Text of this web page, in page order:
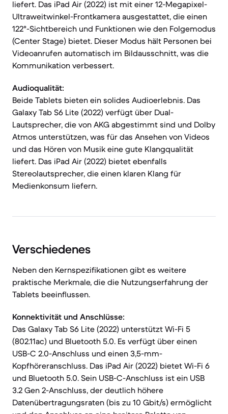
liefert. Das iPad Air (2022) ist mit einer 12-Megapixel-
Ultraweitwinkel-Frontkamera ausgestattet, die einen
122°-Sichtbereich und Funktionen wie den Folgemodus
(Center Stage) bietet. Dieser Modus hält Personen bei
Videoanrufen automatisch im Bildausschnitt, was die
Kommunikation verbessert.
Audioqualität:
Beide Tablets bieten ein solides Audioerlebnis. Das
Galaxy Tab S6 Lite (2022) verfügt über Dual-
Lautsprecher, die von AKG abgestimmt sind und Dolby
Atmos unterstützen, was für das Ansehen von Videos
und das Hören von Musik eine gute Klangqualität
liefert. Das iPad Air (2022) bietet ebenfalls
Stereolautsprecher, die einen klaren Klang für
Medienkonsum liefern.
Verschiedenes
Neben den Kernspezifikationen gibt es weitere
praktische Merkmale, die die Nutzungserfahrung der
Tablets beeinflussen.
Konnektivität und Anschlüsse:
Das Galaxy Tab S6 Lite (2022) unterstützt Wi-Fi 5
(802.11ac) und Bluetooth 5.0. Es verfügt über einen
USB-C 2.0-Anschluss und einen 3,5-mm-
Kopfhöreranschluss. Das iPad Air (2022) bietet Wi-Fi 6
und Bluetooth 5.0. Sein USB-C-Anschluss ist ein USB
3.2 Gen 2-Anschluss, der deutlich höhere
Datenübertragungsraten (bis zu 10 Gbit/s) ermöglicht